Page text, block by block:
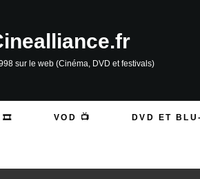
sur le web (Cinéma, DVD et festivals)
🎞️ VOD 📺 DVD ET